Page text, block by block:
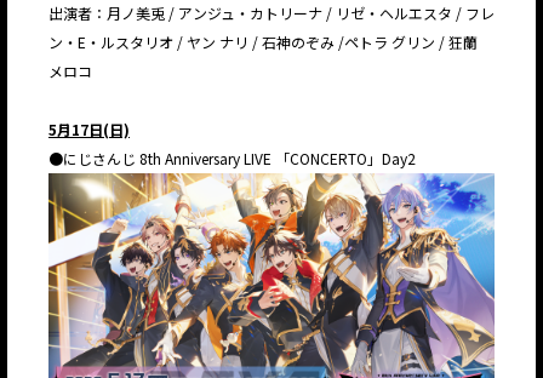
出演者：月ノ美兎 / アンジュ・カトリーナ / リゼ・ヘルエスタ / フレ
ン・E・ルスタリオ / ヤン ナリ / 石神のぞみ /ペトラ グリン / 狂蘭
メロコ
5月17日(日)
●にじさんじ 8th Anniversary LIVE 「CONCERTO」Day2